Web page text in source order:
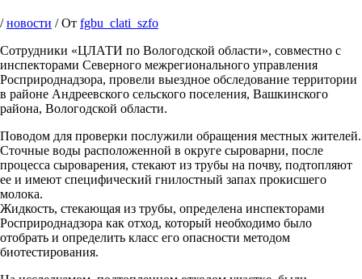
/новости / От fgbu_clati_szfo
Сотрудники «ЦЛАТИ по Вологодской области», совместно с
инспекторами Северного межрегионального управления
Росприроднадзора, провели выездное обследование территории
в районе Андреевского сельского поселения, Вашкинского
района, Вологодской области.
Поводом для проверки послужили обращения местных жителей.
Сточные воды расположенной в округе сыроварни, после
процесса сыроварения, стекают из трубы на почву, подтопляют
ее и имеют специфический гнилостный запах прокисшего
молока.
Жидкость, стекающая из трубы, определена инспекторами
Росприроднадзора как отход, который необходимо было
отобрать и определить класс его опасности методом
биотестирования.